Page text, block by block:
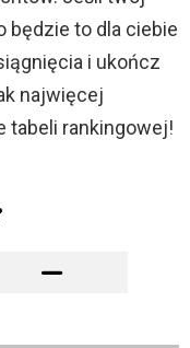
będzie to dla ciebie
i ukończ
najwięcej
tabeli rankingowej!